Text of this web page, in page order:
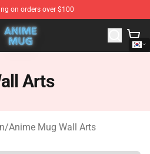
on orders over $100
Best Store of Anime Mug
Arts
/Anime Mug Wall Arts